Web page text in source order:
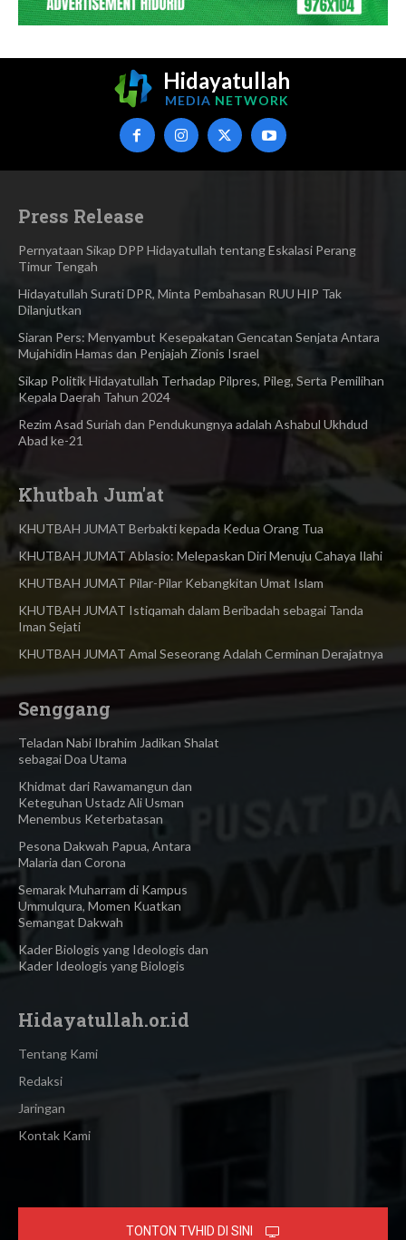
Hidayatullah
MEDIA NETWORK
Press Release
Pernyataan Sikap DPP Hidayatullah tentang Eskalasi Perang
Timur Tengah
Hidayatullah Surati DPR, Minta Pembahasan RUU HIP Tak
Dilanjutkan
Siaran Pers: Menyambut Kesepakatan Gencatan Senjata Antara
Mujahidin Hamas dan Penjajah Zionis Israel
Sikap Politik Hidayatullah Terhadap Pilpres, Pileg, Serta Pemilihan
Kepala Daerah Tahun 2024
Rezim Asad Suriah dan Pendukungnya adalah Ashabul Ukhdud
Abad ke-21
Khutbah Jum'at
KHUTBAH JUMAT Berbakti kepada Kedua Orang Tua
KHUTBAH JUMAT Ablasio: Melepaskan Diri Menuju Cahaya Ilahi
KHUTBAH JUMAT Pilar-Pilar Kebangkitan Umat Islam
KHUTBAH JUMAT Istiqamah dalam Beribadah sebagai Tanda
Iman Sejati
KHUTBAH JUMAT Amal Seseorang Adalah Cerminan Derajatnya
Senggang
Teladan Nabi Ibrahim Jadikan Shalat
sebagai Doa Utama
Khidmat dari Rawamangun dan
Keteguhan Ustadz Ali Usman
Menembus Keterbatasan
Pesona Dakwah Papua, Antara
Malaria dan Corona
Semarak Muharram di Kampus
Ummulqura, Momen Kuatkan
Semangat Dakwah
Kader Biologis yang Ideologis dan
Kader Ideologis yang Biologis
Hidayatullah.or.id
Tentang Kami
Redaksi
Jaringan
Kontak Kami
TONTON TVHID DI SINI